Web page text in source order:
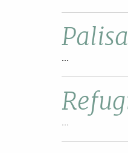
...
...